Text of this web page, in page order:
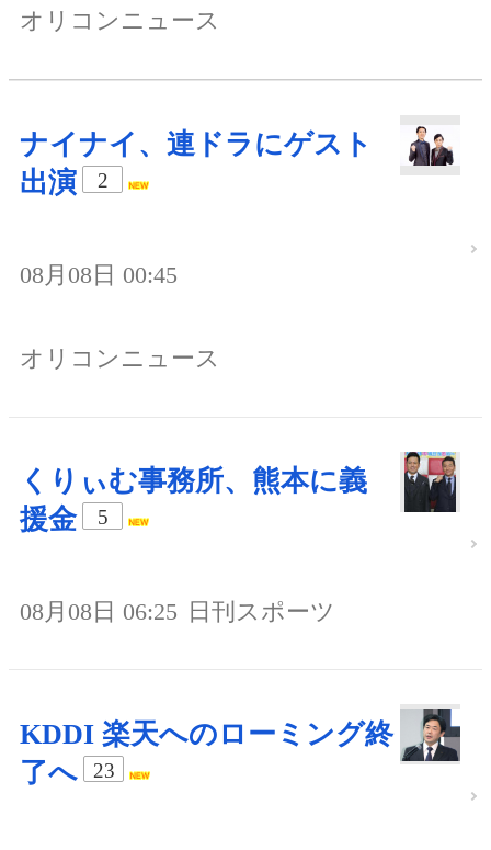
オリコンニュース
ナイナイ、連ドラにゲスト
出演
2
08月08日 00:45
オリコンニュース
くりぃむ事務所、熊本に義
援金
5
08月08日 06:25 日刊スポーツ
KDDI 楽天へのローミング終
了へ
23